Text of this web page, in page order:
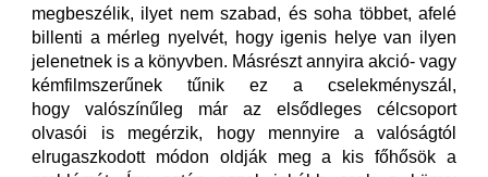
megbeszélik, ilyet nem szabad, és soha többet, afelé
billenti a mérleg nyelvét, hogy igenis helye van ilyen
jelenetnek is a könyvben. Másrészt annyira akció- vagy
kémfilmszerűnek tűnik ez a cselekményszál,
hogy valószínűleg már az elsődleges célcsoport
olvasói is megérzik, hogy mennyire a valóságtól
elrugaszkodott módon oldják meg a kis főhősök a